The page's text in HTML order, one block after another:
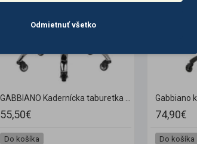
55,50€
Do košíka
74,90€
Do košíka
Odmietnuť všetko